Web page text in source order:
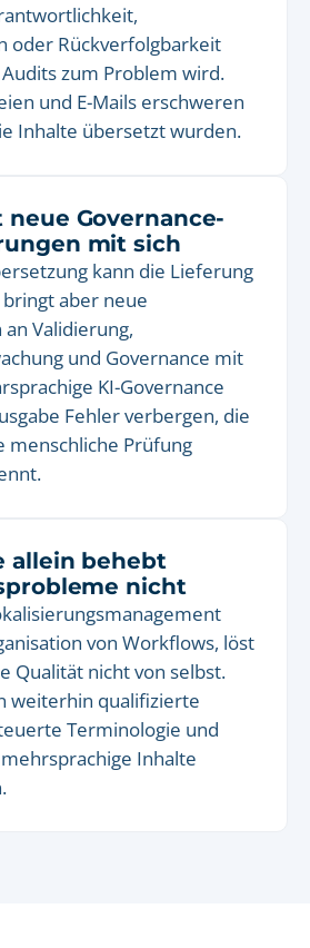
oder Rückverfolgbarkeit
zum Problem wird.
und E-Mails erschweren
Inhalte übersetzt wurden.
Governance-
mit sich
kann die Lieferung
aber neue
Validierung,
und Governance mit
KI-Governance
Fehler verbergen, die
menschliche Prüfung
allein behebt
nicht
von Workflows, löst
Qualität nicht von selbst.
weiterhin qualifizierte
Terminologie und
Inhalte